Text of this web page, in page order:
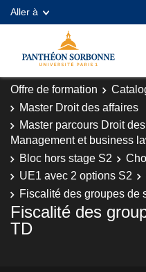
Aller à
Offre de formation
Master Droit des affaires
Master parcours Droit
Management et business
Bloc hors stage S2
UE1 avec 2 options S2
Fiscalité des groupes de
Fiscalité des
TD